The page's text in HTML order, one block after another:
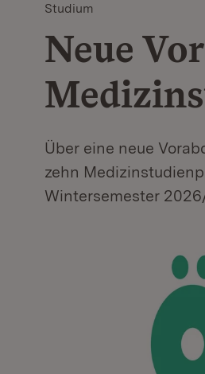
Studium
Neue
Über eine neue
zehn
Wintersemester